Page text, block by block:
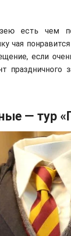
есть чем
чая
если
— тур